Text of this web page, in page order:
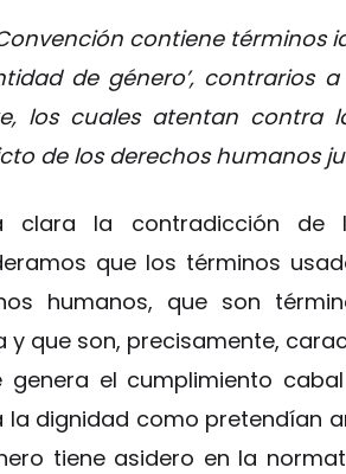
contiene términos
de género’, contrarios
los cuales atentan contra
de los derechos humanos
clara la contradicción
que los términos
humanos, que son
y que son, precisamente,
genera el cumplimiento
la dignidad como pretendían
tiene asidero en la